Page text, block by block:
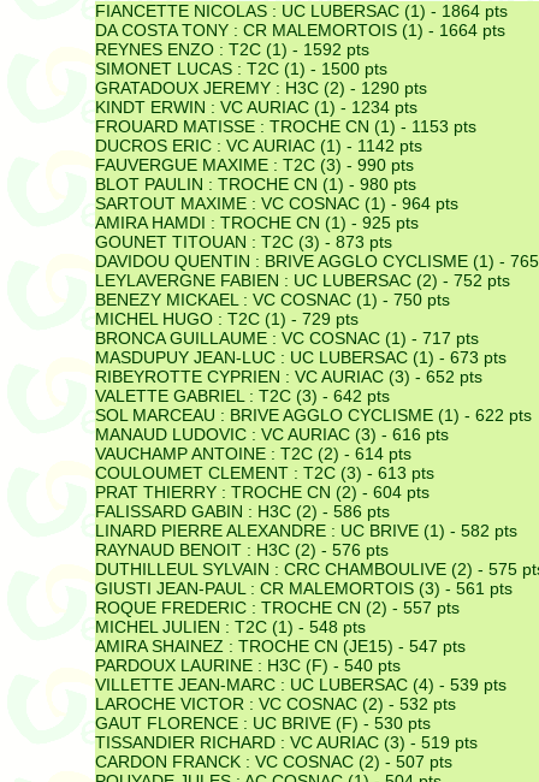
FIANCETTE NICOLAS : UC LUBERSAC (1) - 1864 pts
DA COSTA TONY : CR MALEMORTOIS (1) - 1664 pts
REYNES ENZO : T2C (1) - 1592 pts
SIMONET LUCAS : T2C (1) - 1500 pts
GRATADOUX JEREMY : H3C (2) - 1290 pts
KINDT ERWIN : VC AURIAC (1) - 1234 pts
FROUARD MATISSE : TROCHE CN (1) - 1153 pts
DUCROS ERIC : VC AURIAC (1) - 1142 pts
FAUVERGUE MAXIME : T2C (3) - 990 pts
BLOT PAULIN : TROCHE CN (1) - 980 pts
SARTOUT MAXIME : VC COSNAC (1) - 964 pts
AMIRA HAMDI : TROCHE CN (1) - 925 pts
GOUNET TITOUAN : T2C (3) - 873 pts
DAVIDOU QUENTIN : BRIVE AGGLO CYCLISME (1) -
LEYLAVERGNE FABIEN : UC LUBERSAC (2) - 752 pts
BENEZY MICKAEL : VC COSNAC (1) - 750 pts
MICHEL HUGO : T2C (1) - 729 pts
BRONCA GUILLAUME : VC COSNAC (1) - 717 pts
MASDUPUY JEAN-LUC : UC LUBERSAC (1) - 673 pts
RIBEYROTTE CYPRIEN : VC AURIAC (3) - 652 pts
VALETTE GABRIEL : T2C (3) - 642 pts
SOL MARCEAU : BRIVE AGGLO CYCLISME (1) - 622 pts
MANAUD LUDOVIC : VC AURIAC (3) - 616 pts
VAUCHAMP ANTOINE : T2C (2) - 614 pts
COULOUMET CLEMENT : T2C (3) - 613 pts
PRAT THIERRY : TROCHE CN (2) - 604 pts
FALISSARD GABIN : H3C (2) - 586 pts
LINARD PIERRE ALEXANDRE : UC BRIVE (1) - 582 pts
RAYNAUD BENOIT : H3C (2) - 576 pts
DUTHILLEUL SYLVAIN : CRC CHAMBOULIVE (2) - 575
GIUSTI JEAN-PAUL : CR MALEMORTOIS (3) - 561 pts
ROQUE FREDERIC : TROCHE CN (2) - 557 pts
MICHEL JULIEN : T2C (1) - 548 pts
AMIRA SHAINEZ : TROCHE CN (JE15) - 547 pts
PARDOUX LAURINE : H3C (F) - 540 pts
VILLETTE JEAN-MARC : UC LUBERSAC (4) - 539 pts
LAROCHE VICTOR : VC COSNAC (2) - 532 pts
GAUT FLORENCE : UC BRIVE (F) - 530 pts
TISSANDIER RICHARD : VC AURIAC (3) - 519 pts
CARDON FRANCK : VC COSNAC (2) - 507 pts